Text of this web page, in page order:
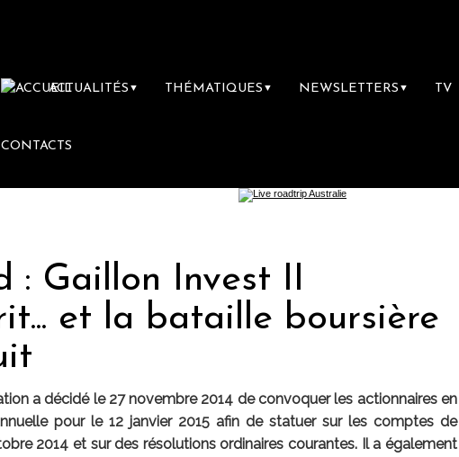
ACTUALITÉS ▼ THÉMATIQUES ▼ NEWSLETTERS ▼ TV
CONTACTS
: Gaillon Invest II
et la bataille boursière
a décidé le 27 novembre 2014 de convoquer les actionnaires en
pour le 12 janvier 2015 afin de statuer sur les comptes de
2014 et sur des résolutions ordinaires courantes. Il a également